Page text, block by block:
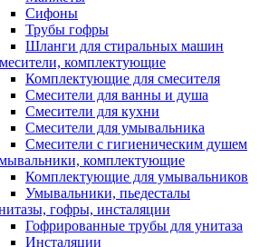
Сифоны
Трубы гофры
Шланги для стиральных машин
комплектующие
Комплектующие для смесителя
Смесители для ванны и душа
Смесители для кухни
Смесители для умывальника
Смесители с гигиеническим душем
комплектующие
Комплектующие для умывальников
Умывальники, пьедесталы
гофры, инсталяции
Гофрированные трубы для унитаза
Инсталяции